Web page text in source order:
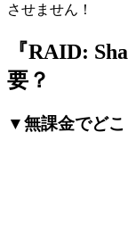
させません！
『RAID:
要？
▼無課金でどこ